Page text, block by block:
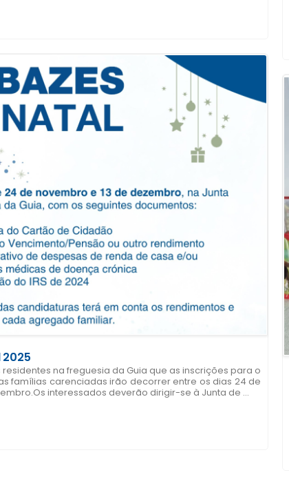
residentes na freguesia da Guia que as inscrições para o
famílias carenciadas irão decorrer entre os dias 24 de
interessados deverão dirigir-se à Junta de ...